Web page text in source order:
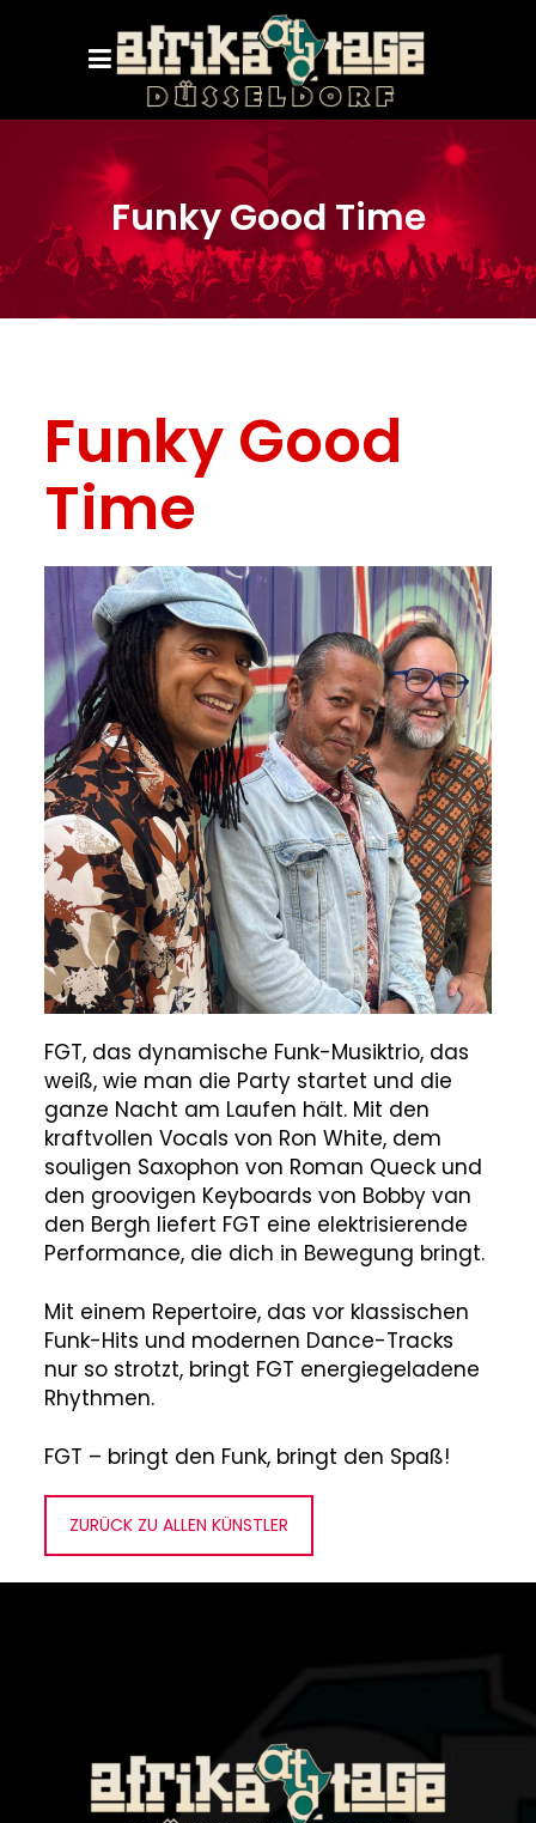
Funky Good Time
Funky Good
Time
FGT, das dynamische Funk-Musiktrio, das
weiß, wie man die Party startet und die
ganze Nacht am Laufen hält. Mit den
kraftvollen Vocals von Ron White, dem
souligen Saxophon von Roman Queck und
den groovigen Keyboards von Bobby van
den Bergh liefert FGT eine elektrisierende
Performance, die dich in Bewegung bringt.
Mit einem Repertoire, das vor klassischen
Funk-Hits und modernen Dance-Tracks
nur so strotzt, bringt FGT energiegeladene
Rhythmen.
FGT – bringt den Funk, bringt den Spaß!
ZURÜCK ZU ALLEN KÜNSTLER